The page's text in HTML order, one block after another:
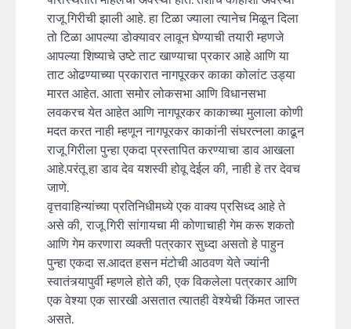
राजू गिरीची झाली आहे. हा टिळा ज्याला त्यानेच मिळून दिला
तो टिळा आपल्या डोक्यावर लावून घेण्याची तयारी म्हणजे
आपल्या शिष्याचे उष्टे ताट खाण्याचा प्रकार आहे आणि या
ताट ओढण्याच्या प्रकारात नागपूरकर काका कोलांट उड्या
मारत आहेत. आता समोर लोकसभा आणि विधानसभा
लवकरच येत आहेत आणि नागपूरकर काकाच्या मुलाला कोणी
मदत करत नाही म्हणून नागपूरकर काकांनी संघरत्नला काढून
राजू गिरीला पुन्हा एकदा प्रस्तापित करण्याचा डाव आखला
आहे.परंतू हा डाव देव यशस्वी होवू देईल की, नाही हे तर देवच
जाणे.
वृत्तवाहिन्यांच्या प्रतिनिधीमध्ये एक वाक्य प्रसिध्द आहे ते
असे की, राजू गिरी सांगायचा मी कोणाचाही गेम करू शकतो
आणि गेम करणारा व्यक्ती पत्रकार सुध्दा असतो हे पाहुन
पुन्हा एकदा स.आदत हसन मंटोची आठवण येते ज्यांनी
स्वातंत्र्यापुर्वी म्हणले होते की, एक विकलेला पत्रकार आणि
एक वेश्या एक सारखी असतात त्यातही वेश्येची किंमत जास्त
असते.